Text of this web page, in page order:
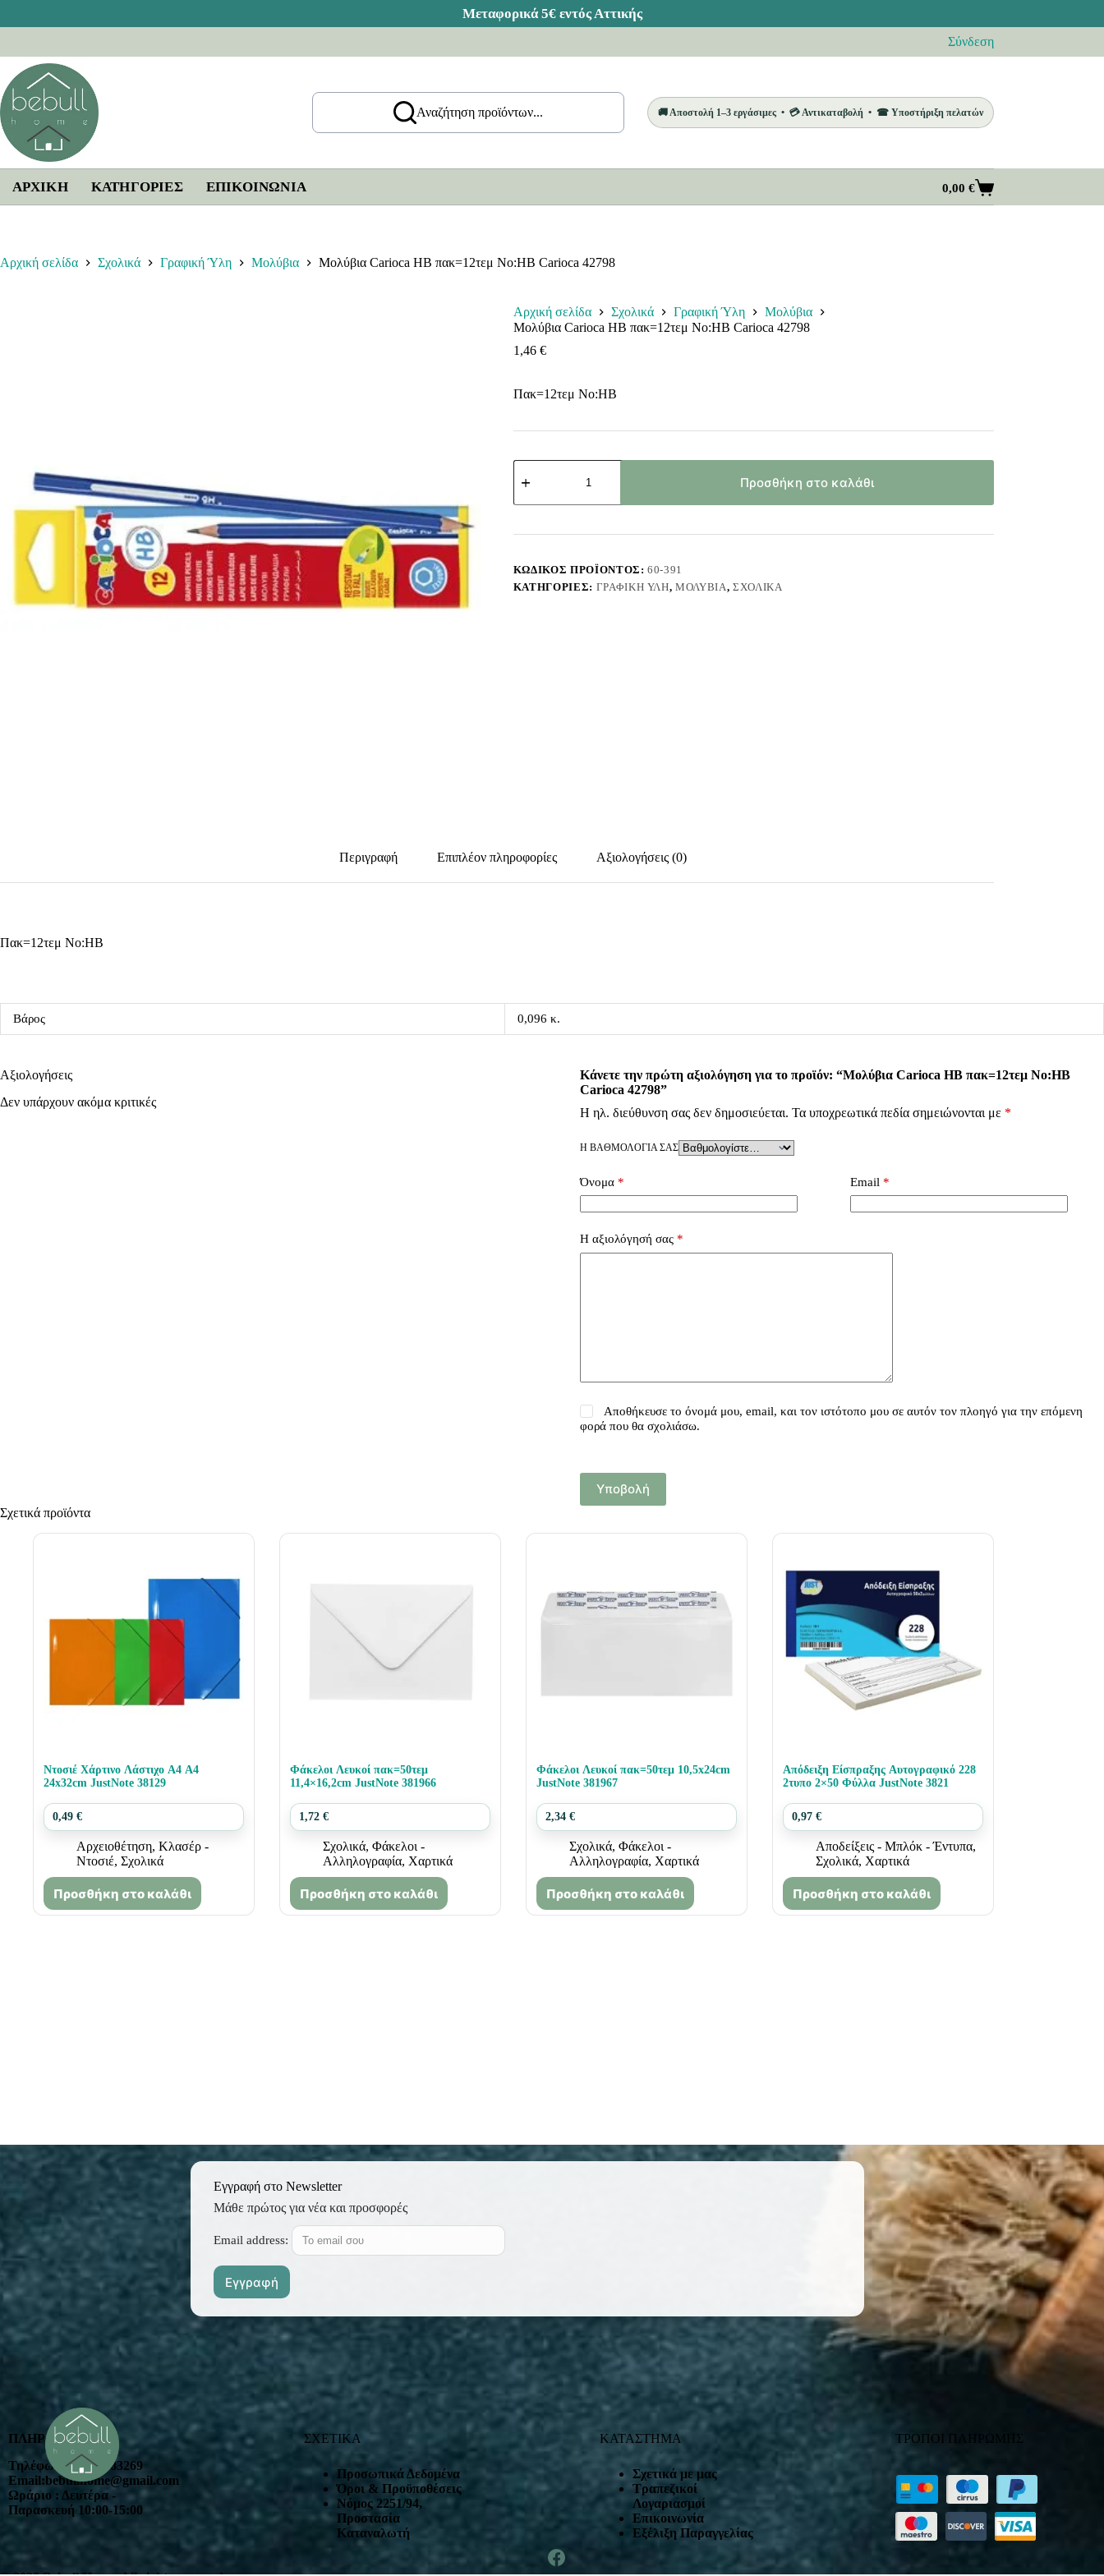
περιεχόμενο
Σύνδεση
Αναζήτηση προϊόντων... 🚚 Αποστολή 1–3 εργάσιμες • 💳 Αντικαταβολή • ☎ Υποστήριξη πελατών
ΑΡΧΙΚΗ ΚΑΤΗΓΟΡΙΕΣ ΕΠΙΚΟΙΝΩΝΊΑ
Καλάθι
Αγορών
0,00 €
Αρχική σελίδα Σχολικά Γραφική Ύλη Μολύβια Μολύβια Carioca HB πακ=12τεμ No:HB Carioca 42798
Αρχική σελίδα Σχολικά Γραφική Ύλη
Μολύβια
Μολύβια Carioca HB πακ=12τεμ No:HB Carioca 42798
1,46 €
Πακ=12τεμ No:HB
Μολύβια
Carioca
πακ=12τεμ
Carioca
ποσότητα
Προσθήκη στο καλάθι
ΚΩΔΙΚΌΣ ΠΡΟΪΌΝΤΟΣ:60-391
ΚΑΤΗΓΟΡΊΕΣ: ΓΡΑΦΙΚΉ ΎΛΗ,ΜΟΛΎΒΙΑ, ΣΧΟΛΙΚΆ
Περιγραφή Επιπλέον πληροφορίες Αξιολογήσεις (0)
Πακ=12τεμ No:HB
Βάρος 0,096 κ.
Αξιολογήσεις
Δεν υπάρχουν ακόμα κριτικές
Κάνετε την πρώτη αξιολόγηση για το προϊόν: “Μολύβια Carioca HB πακ=12τεμ No:HB
Carioca 42798”
Η ηλ. διεύθυνση σας δεν δημοσιεύεται. Τα υποχρεωτικά πεδία σημειώνονται με *
Η ΒΑΘΜΟΛΟΓΊΑ ΣΑΣ
Όνομα* Email *
Η αξιολόγησή σας *
Αποθήκευσε το όνομά μου, email, και τον ιστότοπο μου σε αυτόν τον πλοηγό για την επόμενη
φορά που θα σχολιάσω.
Υποβολή
Σχετικά προϊόντα
Ντοσιέ Χάρτινο Λάστιχο Α4 Α4
24x32cm JustNote 38129
0,49 €
Αρχειοθέτηση, Κλασέρ -
Ντοσιέ, Σχολικά
Προσθήκη στο καλάθι
Φάκελοι Λευκοί πακ=50τεμ
11,4×16,2cm JustNote 381966
1,72 €
Σχολικά, Φάκελοι -
Αλληλογραφία, Χαρτικά
Προσθήκη στο καλάθι
Φάκελοι Λευκοί πακ=50τεμ 10,5x24cm
JustNote 381967
2,34 €
Σχολικά, Φάκελοι -
Αλληλογραφία, Χαρτικά
Προσθήκη στο καλάθι
Απόδειξη Είσπραξης Αυτογραφικό 228
2τυπο 2×50 Φύλλα JustNote 3821
0,97 €
Αποδείξεις - Μπλόκ - Έντυπα,
Σχολικά, Χαρτικά
Προσθήκη στο καλάθι
Εγγραφή στο Newsletter
Μάθε πρώτος για νέα και προσφορές
Email address:
ΠΛΗΡΟΦΟΡΙΕΣ
Τηλέφωνο : 2102383269
Email:bebullhome@gmail.com
Ωράριο : Δευτέρα -
Παρασκευή 10:00-15:00
ΣΧΕΤΙΚΑ
Προσωπικά Δεδομένα
Όροι & Προϋποθέσεις
Nόμος 2251/94,
Προστασία
Καταναλωτή
ΚΑΤΑΣΤΗΜΑ
Σχετικά με μας
Τραπεζικοί
Λογαριασμοί
Επικοινωνία
Εξέλιξη Παραγγελίας
ΤΡΟΠΟΙ ΠΛΗΡΩΜΗΣ